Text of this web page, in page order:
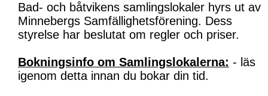
Bad- och båtvikens samlingslokaler hyrs ut av
Minnebergs Samfällighetsförening. Dess
styrelse har beslutat om regler och priser.
Bokningsinfo om Samlingslokalerna: - läs
igenom detta innan du bokar din tid.